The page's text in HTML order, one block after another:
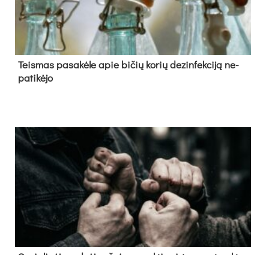
Teis­mas pa­sa­kė­le apie bi­čių ko­rių de­zin­fek­ci­ją ne­
pa­ti­kė­jo